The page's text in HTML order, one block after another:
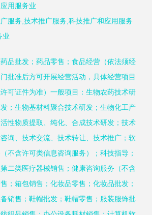
用服务业
服务,技术推广服务,科技推广和应用服务
业
品批发；药品零售；食品经营（依法须经
批准后方可开展经营活动，具体经营项目
可证件为准）一般项目：生物农药技术研
；生物基材料聚合技术研发；生物化工产
性物质提取、纯化、合成技术研发；技术
询、技术交流、技术转让、技术推广；软
不含许可类信息咨询服务）；科技指导；
二类医疗器械销售；健康咨询服务（不含
；箱包销售；化妆品零售；化妆品批发；
销售；鞋帽批发；鞋帽零售；服装服饰批